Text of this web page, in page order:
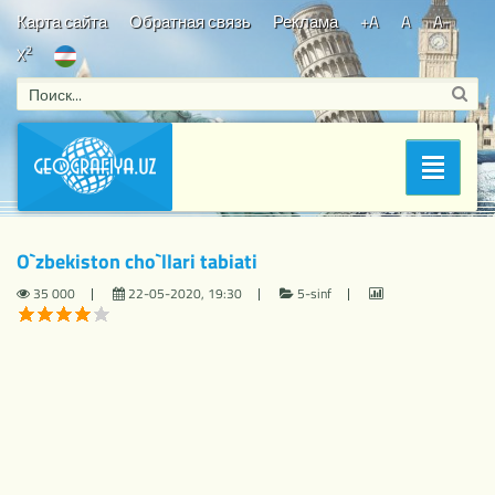
Карта сайта Обратная связь Реклама +A A
A-
X2
Bosh sahifa/5-sinf/ O`zbekiston cho`llari tabiati
O`zbekiston cho`llari tabiati
35 000 22-05-2020, 19:30 5-sinf